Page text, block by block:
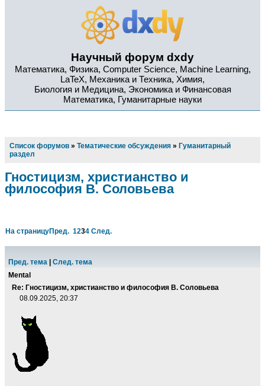
Научный форум dxdy
Математика, Физика, Computer Science, Machine Learning,
LaTeX, Механика и Техника, Химия,
Биология и Медицина, Экономика и Финансовая
Математика, Гуманитарные науки
Список форумов » Тематические обсуждения » Гуманитарный
раздел
Гностицизм, христианство и
философия В. Соловьева
На страницуПред. 1234 След.
Пред. тема
След. тема
Mental
Re: Гностицизм, христианство и философия В. Соловьева
08.09.2025, 20:37